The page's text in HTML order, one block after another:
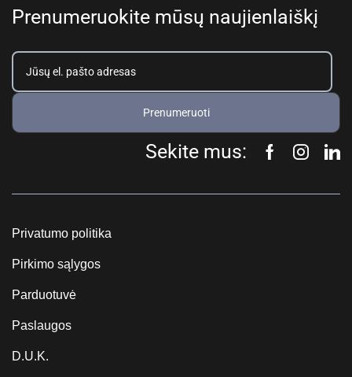
Prenumeruokite mūsų naujienlaiškį
Prenumeruoti
Sekite mus:
Privatumo politika
Pirkimo sąlygos
Parduotuvė
Paslaugos
D.U.K.